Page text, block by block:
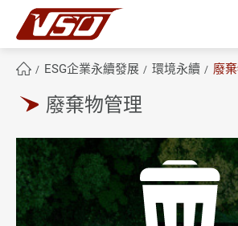
ESG企業永續發展 環境永續 廢
廢棄物管理
繁體中文 English
關於鴻呈